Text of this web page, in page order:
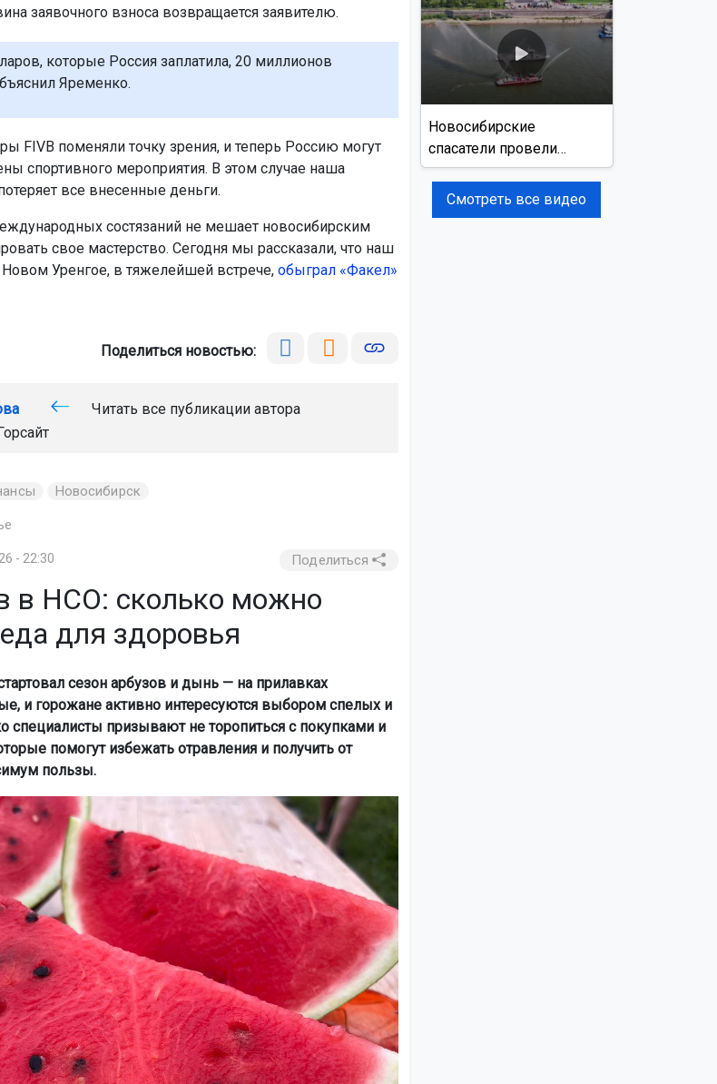
заявочного взноса возвращается заявителю.
которые Россия заплатила, 20 миллионов
Яременко.
FIVB поменяли точку зрения, и теперь Россию могут
спортивного мероприятия. В этом случае наша
все внесенные деньги.
состязаний не мешает новосибирским
свое мастерство. Сегодня мы рассказали, что наш
Уренгое, в тяжелейшей встрече, обыграл «Факел»
Поделиться новостью:
Читать все публикации автора
Новосибирск
- 22:30 Поделиться
в НСО: сколько можно
для здоровья
сезон арбузов и дынь — на прилавках
и горожане активно интересуются выбором спелых и
специалисты призывают не торопиться с покупками и
помогут избежать отравления и получить от
пользы.
Новосибирские
спасатели провели
учения на реке Обь
Смотреть все видео